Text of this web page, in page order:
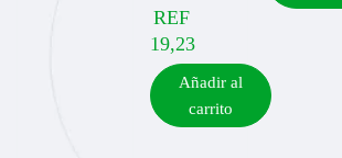
REF
19,23
Añadir al
carrito